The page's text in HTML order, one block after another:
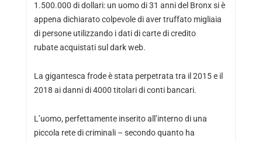
1.500.000 di dollari: un uomo di 31 anni del Bronx si è
appena dichiarato colpevole di aver truffato migliaia
di persone utilizzando i dati di carte di credito
rubate acquistati sul dark web.
La gigantesca frode è stata perpetrata tra il 2015 e il
2018 ai danni di 4000 titolari di conti bancari.
L’uomo, perfettamente inserito all’interno di una
piccola rete di criminali – secondo quanto ha